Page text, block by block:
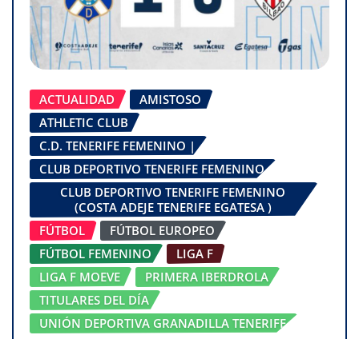
ACTUALIDAD
AMISTOSO
ATHLETIC CLUB
C.D. TENERIFE FEMENINO |
CLUB DEPORTIVO TENERIFE FEMENINO
CLUB DEPORTIVO TENERIFE FEMENINO
(COSTA ADEJE TENERIFE EGATESA )
FÚTBOL
FÚTBOL EUROPEO
FÚTBOL FEMENINO
LIGA F
LIGA F MOEVE
PRIMERA IBERDROLA
TITULARES DEL DÍA
UNIÓN DEPORTIVA GRANADILLA TENERIFE